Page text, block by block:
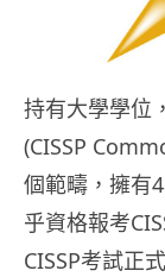
持有大學學位
(CISSP
個範疇，擁有
乎資格報考
CISSP考試正